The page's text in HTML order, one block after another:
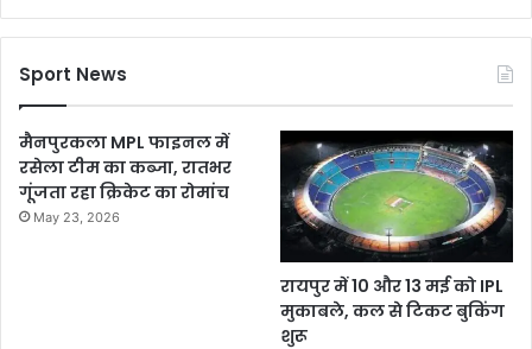
Sport News
मैनपुरकला MPL फाइनल में
रसेला टीम का कब्जा, रातभर
गूंजता रहा क्रिकेट का रोमांच
May 23, 2026
रायपुर में 10 और 13 मई को IPL
मुकाबले, कल से टिकट बुकिंग
शुरू